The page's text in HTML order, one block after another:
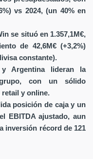
vs 2024, (un 40% en
se situó en 1.357,1M€,
de 42,6M€ (+3,2%)
constante).
Argentina lideran la
con un sólido
retail y online.
posición de caja y un
EBITDA ajustado, aun
inversión récord de 121